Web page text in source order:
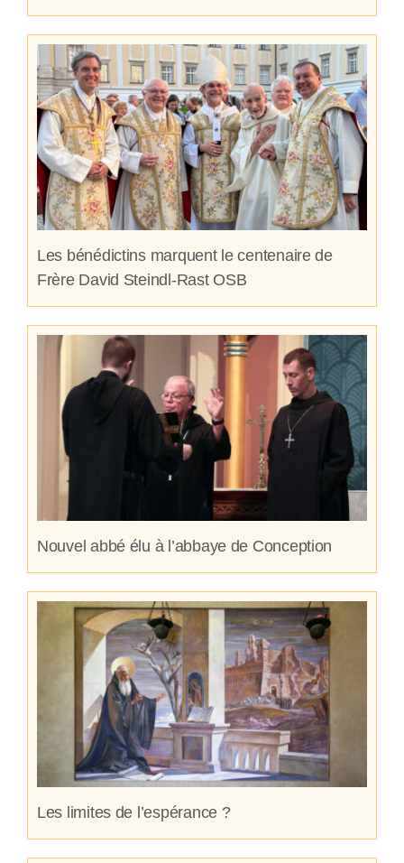
Les bénédictins marquent le centenaire de
Frère David Steindl-Rast OSB
Nouvel abbé élu à l’abbaye de Conception
Les limites de l’espérance ?